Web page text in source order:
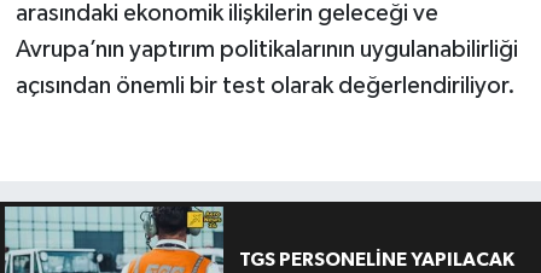
arasındaki ekonomik ilişkilerin geleceği ve
Avrupa’nın yaptırım politikalarının uygulanabilirliği
açısından önemli bir test olarak değerlendiriliyor.
TGS PERSONELİNE YAPILACAK